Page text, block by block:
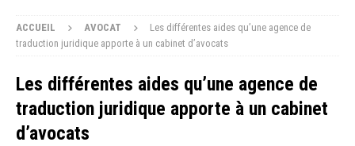
ACCUEIL AVOCAT
Les différentes aides qu’une agence de
traduction juridique apporte à un cabinet d’avocats
Les différentes aides qu’une agence de
traduction juridique apporte à un cabinet
d’avocats